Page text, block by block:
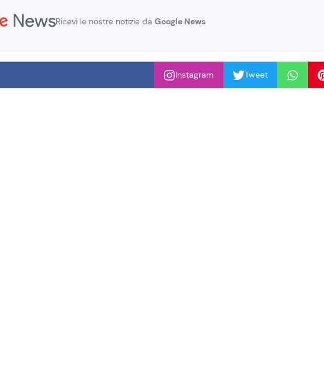
Ricevi le nostre notizie da Google News
Instagram Tweet